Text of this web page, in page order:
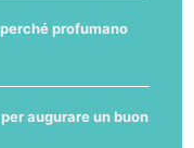
profumano
augurare un buon